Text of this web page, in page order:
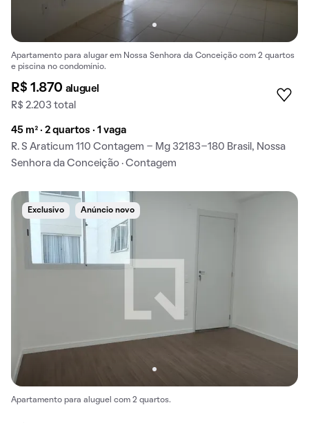
Apartamento para alugar em Nossa Senhora da Conceição com 2 quartos
e piscina no condomínio.
R$ 1.870 aluguel
R$ 2.203 total
45 m² · 2 quartos · 1 vaga
R. S Araticum 110 Contagem - Mg 32183-180 Brasil, Nossa
Senhora da Conceição · Contagem
Exclusivo Anúncio novo
Apartamento para aluguel com 2 quartos.